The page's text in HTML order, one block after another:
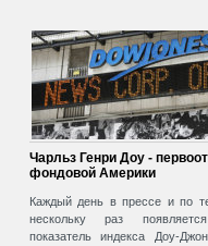
Чарльз Генри Доу -
фондовой Америки
Каждый день в прессе и по
нескольку раз
показатель индекса Доу-